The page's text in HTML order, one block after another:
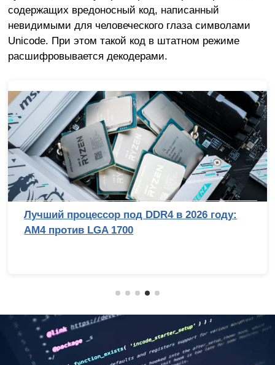
содержащих вредоносный код, написанный
невидимыми для человеческого глаза символами
Unicode. При этом такой код в штатном режиме
расшифровывается декодерами.
Лучший процессор под DDR4 в 2026 году:
AM4 против LGA 1700